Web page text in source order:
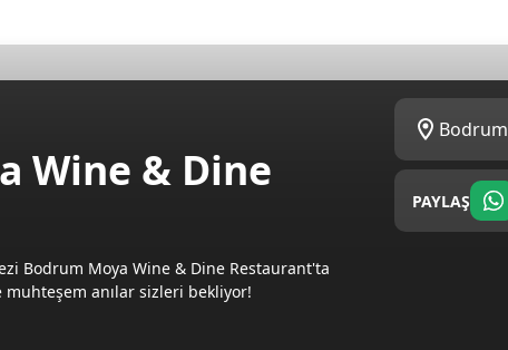
Wine & Dine
Bodrum Moya Wine & Dine Restaurant'ta
muhteşem anılar sizleri bekliyor!
Bodrum
PAYLAŞ